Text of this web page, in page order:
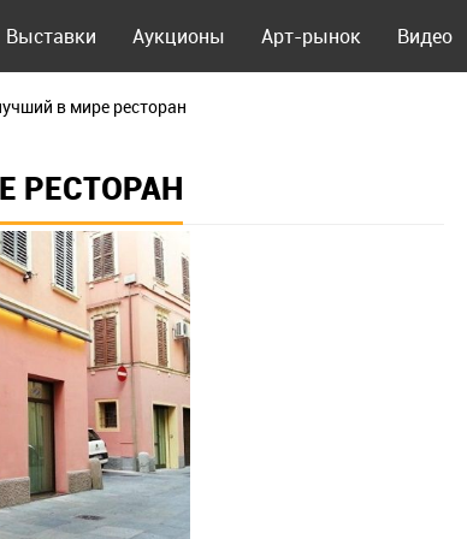
Выставки Аукционы Арт-рынок Видео
в мире ресторан
РЕСТОРАН